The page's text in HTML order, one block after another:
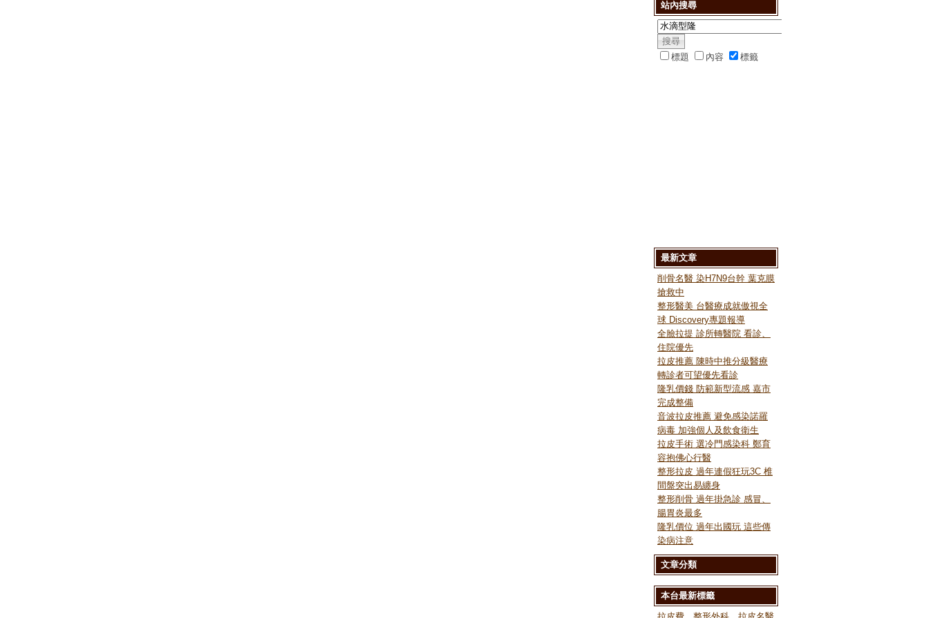
站內搜尋
標題 內容 標籤
最新文章
削骨名醫 染H7N9台幹 葉克膜
搶救中
整形醫美 台醫療成就傲視全
球 Discovery專題報導
全臉拉提 診所轉醫院 看診、
住院優先
拉皮推薦 陳時中推分級醫療
轉診者可望優先看診
隆乳價錢 防範新型流感 嘉市
完成整備
音波拉皮推薦 避免感染諾羅
病毒 加強個人及飲食衛生
拉皮手術 選冷門感染科 鄭育
容抱佛心行醫
整形拉皮 過年連假狂玩3C 椎
間盤突出易纏身
整形削骨 過年掛急診 感冒、
腸胃炎最多
隆乳價位 過年出國玩 這些傳
染病注意
文章分類
本台最新標籤